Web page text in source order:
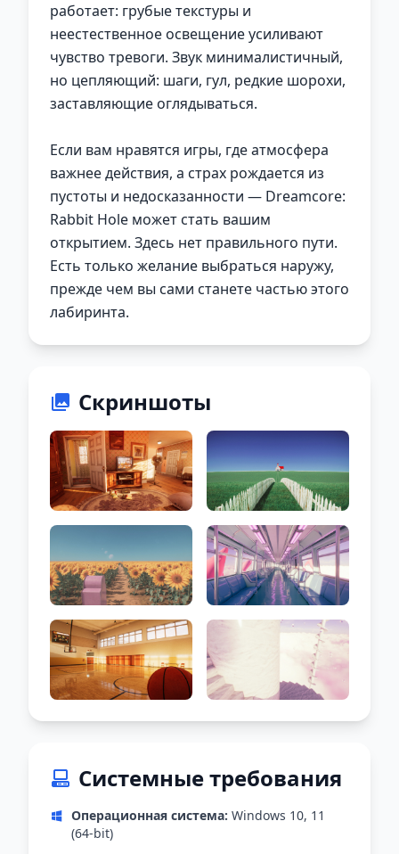
работает: грубые текстуры и
неестественное освещение усиливают
чувство тревоги. Звук минималистичный,
но цепляющий: шаги, гул, редкие шорохи,
заставляющие оглядываться.
Если вам нравятся игры, где атмосфера
важнее действия, а страх рождается из
пустоты и недосказанности — Dreamcore:
Rabbit Hole может стать вашим
открытием. Здесь нет правильного пути.
Есть только желание выбраться наружу,
прежде чем вы сами станете частью этого
лабиринта.
Скриншоты
Системные требования
Операционная система: Windows 10, 11
(64-bit)